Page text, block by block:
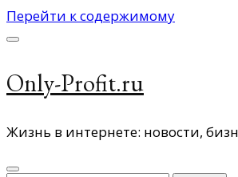
Перейти к содержимому
Only-Profit.ru
Жизнь в интернете: новости,